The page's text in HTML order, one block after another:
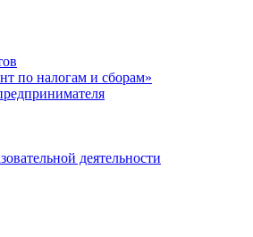
по налогам и сборам»
деятельности